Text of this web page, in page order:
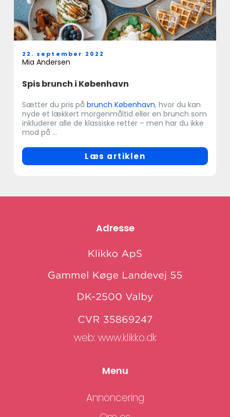
Spis brunch i København
22. september 2022
Mia Andersen
Sætter du pris på brunch København, hvor du kan
nyde et lækkert morgenmåltid eller en brunch som
inkluderer alle de klassiske retter – men har du ikke
mod på ...
Læs artiklen
Adresse
web: www.klikko.dk
Menu
Annoncering